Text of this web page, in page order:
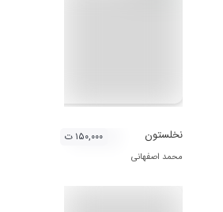
نخلستون
محمد اصفهانی
۱۵۰,۰۰۰ ت